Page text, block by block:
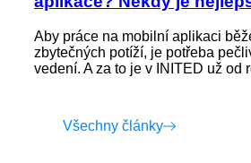
Aby práce na mobilní aplikaci
zbytečných potíží, je potřeba
vedení. A za to je v INITED už od
Všechny články